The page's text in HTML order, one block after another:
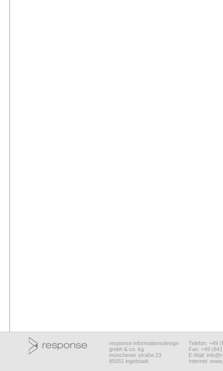
response informationsdesign
gmbh & co. kg
münchener straße 23
85051 ingolstadt
Telefon: +49
Fax: +49
E-Mail:
Internet: